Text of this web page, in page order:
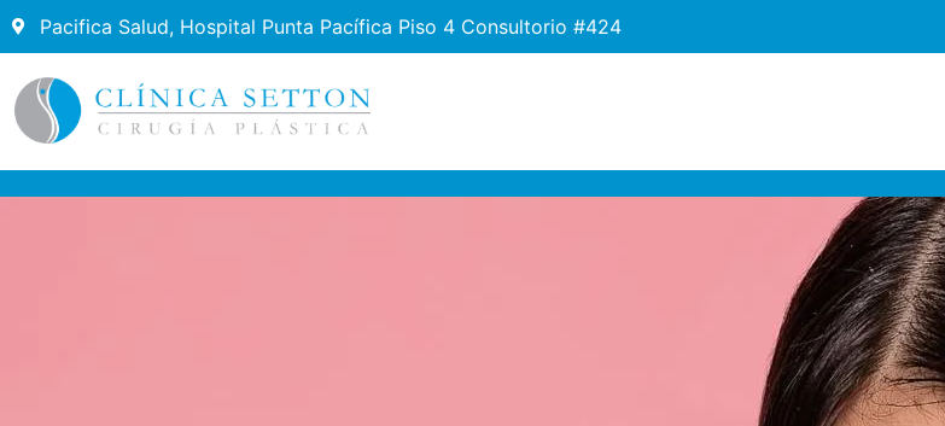
Pacifica Salud, Hospital Punta Pacífica Piso 4 Consultorio #424